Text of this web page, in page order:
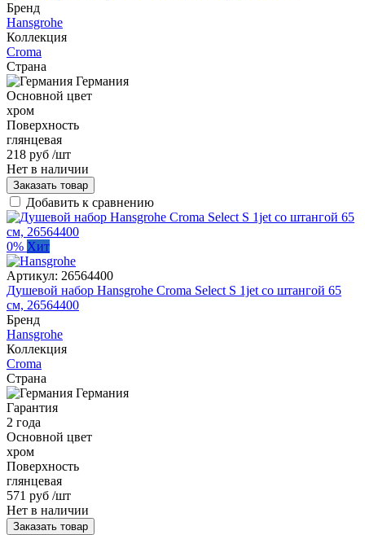
Бренд
Hansgrohe
Коллекция
Croma
Страна
Германия
Основной цвет
хром
Поверхность
глянцевая
218 руб /шт
Нет в наличии
Заказать товар
Добавить к сравнению
0% Хит
Артикул: 26564400
Душевой набор Hansgrohe Croma Select S 1jet со штангой 65
см, 26564400
Бренд
Hansgrohe
Коллекция
Croma
Страна
Германия
Гарантия
2 года
Основной цвет
хром
Поверхность
глянцевая
571 руб /шт
Нет в наличии
Заказать товар